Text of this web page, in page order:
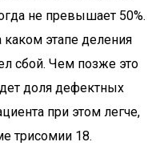
не превышает 50%.
каком этапе деления
сбой. Чем позже это
доля дефектных
при этом легче,
трисомии 18.